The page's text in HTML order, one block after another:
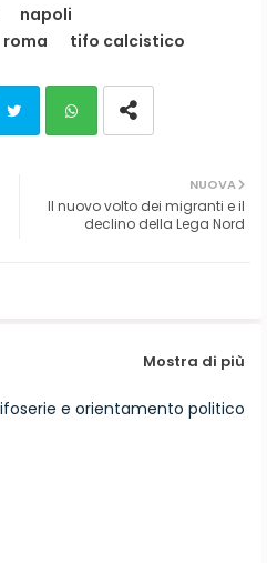
napoli
roma tifo calcistico
ats
NUOVA
Il nuovo volto dei migranti e il
declino della Lega Nord
Mostra di più